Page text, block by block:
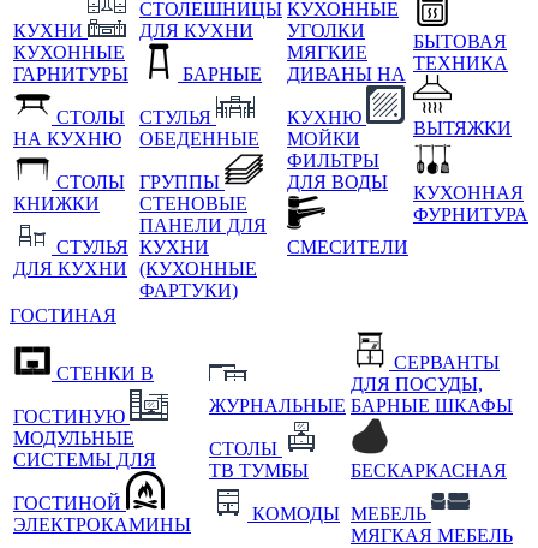
КУХНИ
КУХОННЫЕ
ГАРНИТУРЫ
СТОЛЫ
НА КУХНЮ
СТОЛЫ
КНИЖКИ
СТУЛЬЯ
ДЛЯ КУХНИ
СТОЛЕШНИЦЫ
ДЛЯ КУХНИ
БАРНЫЕ
СТУЛЬЯ
ОБЕДЕННЫЕ
ГРУППЫ
СТЕНОВЫЕ
ПАНЕЛИ ДЛЯ
КУХНИ
(КУХОННЫЕ
ФАРТУКИ)
КУХОННЫЕ
УГОЛКИ
МЯГКИЕ
ДИВАНЫ НА
КУХНЮ
МОЙКИ
ФИЛЬТРЫ
ДЛЯ ВОДЫ
СМЕСИТЕЛИ
БЫТОВАЯ
ТЕХНИКА
ВЫТЯЖКИ
КУХОННАЯ
ФУРНИТУРА
ГОСТИНАЯ
СТЕНКИ В
ГОСТИНУЮ
МОДУЛЬНЫЕ
СИСТЕМЫ ДЛЯ
ГОСТИНОЙ
ЭЛЕКТРОКАМИНЫ
ЖУРНАЛЬНЫЕ
СТОЛЫ
ТВ ТУМБЫ
КОМОДЫ
СЕРВАНТЫ
ДЛЯ ПОСУДЫ,
БАРНЫЕ ШКАФЫ
БЕСКАРКАСНАЯ
МЕБЕЛЬ
МЯГКАЯ МЕБЕЛЬ